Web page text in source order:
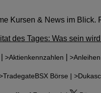
Kursen & News im
des Tages: Was sein
>Aktienkennzahlen >Anleihen
Börse |